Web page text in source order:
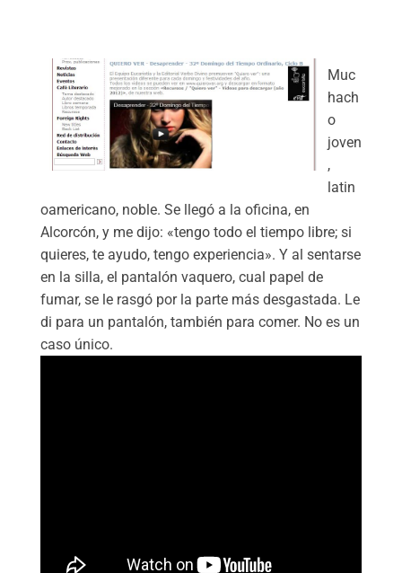
Muc
hach
o
joven
,
latin
oamericano, noble. Se llegó a la oficina, en
Alcorcón, y me dijo: «tengo todo el tiempo libre; si
quieres, te ayudo, tengo experiencia». Y al sentarse
en la silla, el pantalón vaquero, cual papel de
fumar, se le rasgó por la parte más desgastada. Le
di para un pantalón, también para comer. No es un
caso único.